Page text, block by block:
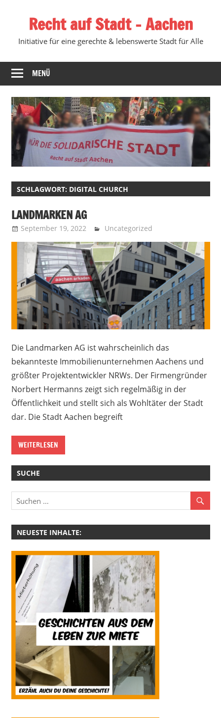
Recht auf Stadt – Aachen
Initiative für eine gerechte & lebenswerte Stadt für Alle
MENÜ
SCHLAGWORT: DIGITAL CHURCH
LANDMARKEN AG
September 19, 2022 Recht auf Stadt Aachen
Uncategorized
Die Landmarken AG ist wahrscheinlich das
bekannteste Immobilienunternehmen Aachens und
größter Projektentwickler NRWs. Der Firmengründer
Norbert Hermanns zeigt sich regelmäßig in der
Öffentlichkeit und stellt sich als Wohltäter der Stadt
dar. Die Stadt Aachen begreift
WEITERLESEN
SUCHE
NEUESTE INHALTE: